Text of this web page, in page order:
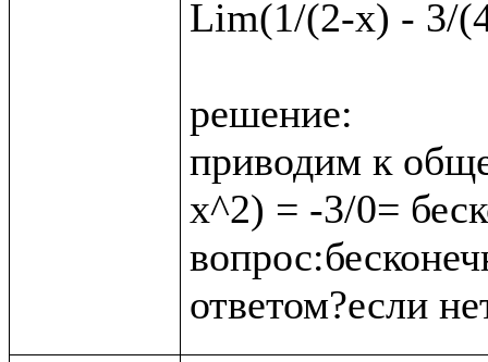
Lim(1/(2-x) - 3/
решение:
приводим к
x^2) = -3/0=